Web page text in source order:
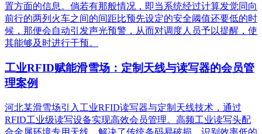
置方面的信息。倘若有那般情况，即当系统经过计算发觉同向
前行的两列火车之间的间距比预先设定的安全阈值还要低的时
候，那便会自动引发声光预警，从而对调度人员予以提醒，使
其能够及时进行干预。
工业RFID赋能滑雪场：定制天线与读写器的会员管
理案例
河北某滑雪场引入工业RFID读写器与定制天线技术，通过
RFID工业级读写设备实现高效会员管理。高频工业读写头配
合金属环境专用天线，解决了传统条码易破损、识别效率低的